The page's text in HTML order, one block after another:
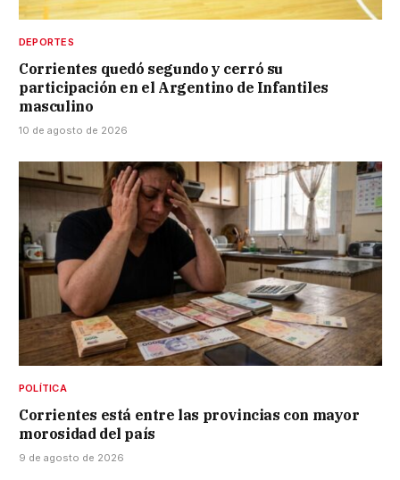
DEPORTES
Corrientes quedó segundo y cerró su
participación en el Argentino de Infantiles
masculino
10 de agosto de 2026
POLÍTICA
Corrientes está entre las provincias con mayor
morosidad del país
9 de agosto de 2026